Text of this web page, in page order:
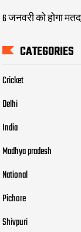
6 जनवरी को होगा
CATEGORIES
Cricket
Delhi
India
Madhya pradesh
National
Pichore
Shivpuri